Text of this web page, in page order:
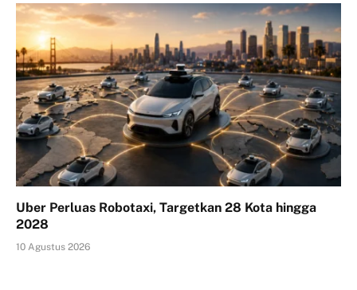
Uber Perluas Robotaxi, Targetkan 28 Kota hingga
2028
10 Agustus 2026